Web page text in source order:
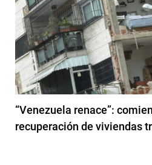
“Venezuela renace”:
recuperación de viviendas